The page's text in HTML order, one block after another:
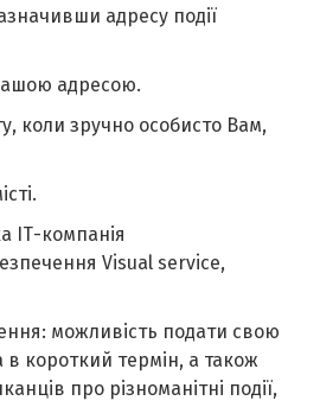
адресу події
адресою.
коли зручно особисто Вам,
ІТ-компанія
Visual service,
можливість подати свою
в короткий термін, а також
про різноманітні події,